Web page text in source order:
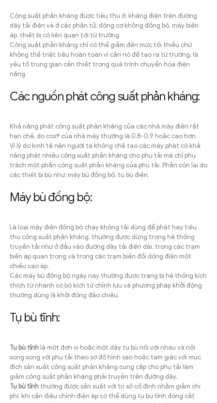
Công suất phản kháng được tiêu thụ ở: kháng điện trên đường
dây tải điện và ở các phần tử, động cơ không đồng bộ, máy biến
áp, thiết bị có liên quan tới từ trường.
Công suất phản kháng chỉ có thể giảm đến mức tối thiểu chứ
không thể triệt tiêu hoàn toàn vì cần nó để tạo ra từ trường, là
yếu tố trung gian cần thiết trong quá trình chuyển hóa điện
năng.
Các nguồn phát công suất phản kháng:
Khả năng phát công suất phản kháng của các nhà máy điện rất
hạn chế, do cosᵠ của nhà máy thường là 0,8-0,9 hoặc cao hơn.
Vì lý do kinh tế nên người ta không chế tạo các máy phát có khả
năng phát nhiều công suất phản kháng cho phụ tải mà chỉ phụ
trách một phần công suất phản kháng của phụ tải. Phần còn lại do
các thiết bị bù như: máy bù đồng bộ, tụ bù điện.
Máy bù đồng bộ:
Là loại máy điện đồng bộ chạy không tải dùng để phát hay tiêu
thụ công suất phản kháng, thường được dùng trong hệ thống
truyền tải như ở đầu vào đường dây tải điện dài, trong các trạm
biến áp quan trọng và trong các trạm biến đổi dòng điện một
chiều cao áp.
Các máy bù đồng bộ ngày nay thường được trang bị hệ thống kích
thích từ nhanh có bộ kích từ chỉnh lưu và phương pháp khởi động
thường dùng là khởi động đảo chiều.
Tụ bù tĩnh:
Tụ bù tĩnh là một đơn vị hoặc một dãy tụ bù nối với nhau và nối
song song với phụ tải theo sơ đồ hình sao hoặc tam giác với mục
đích sản xuất công suất phản kháng cung cấp cho phụ tải làm
giảm công suất phản kháng phải truyền trên đường dây.
Tụ bù tĩnh thường được sản xuất với trị số cố định nhằm giảm chi
phí, khi cần điều chỉnh điện áp có thể dùng tụ bù tĩnh đóng cắt